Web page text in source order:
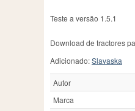
Teste a versão 1.5.1
Download de tractores
Adicionado:Slavaska
Autor
Marca